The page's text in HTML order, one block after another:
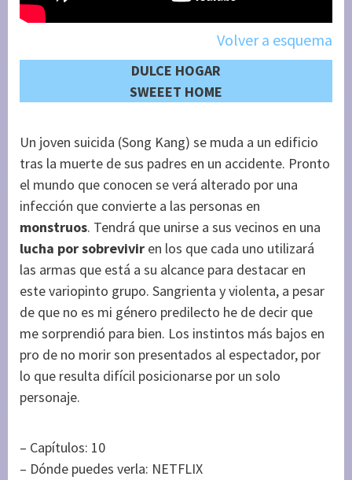
Volver a esquema
DULCE HOGAR
SWEEET HOME
Un joven suicida (Song Kang) se muda a un edificio
tras la muerte de sus padres en un accidente. Pronto
el mundo que conocen se verá alterado por una
infección que convierte a las personas en
monstruos. Tendrá que unirse a sus vecinos en una
lucha por sobrevivir en los que cada uno utilizará
las armas que está a su alcance para destacar en
este variopinto grupo. Sangrienta y violenta, a pesar
de que no es mi género predilecto he de decir que
me sorprendió para bien. Los instintos más bajos en
pro de no morir son presentados al espectador, por
lo que resulta difícil posicionarse por un solo
personaje.
– Capítulos: 10
– Dónde puedes verla: NETFLIX